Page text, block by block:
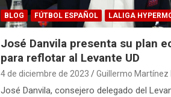
BLOG FÚTBOL ESPAÑOL LALIGA
José Danvila presenta su plan
para reflotar al Levante UD
4 de diciembre de 2023 Guillermo Martínez
José Danvila, consejero delegado del